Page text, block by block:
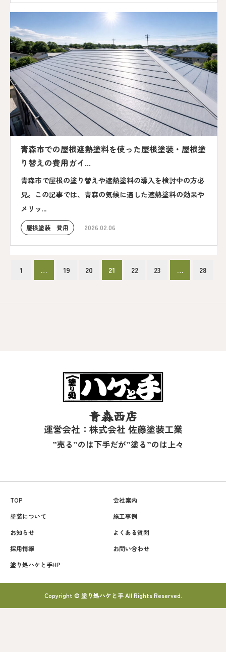
青森市での屋根遮熱塗料を使った屋根塗装・屋根塗
り替えの費用ガイ...
青森市で屋根の塗り替えや遮熱塗料の導入を検討中の方必
見。この記事では、青森の気候に適した遮熱塗料の効果や
メリッ...
屋根塗装 費用 2026.02.06
1 … 19 20 21 22 23 … 28
青森西店
運営会社：株式会社 佐藤塗装工業
”売る”のは下手だが”塗る”のは上々
TOP
会社案内
塗装について
施工事例
お知らせ
よくある質問
採用情報
お問い合わせ
塗り処ハケと手HP
Copyright © 塗り処ハケと手 All Rights Reserved.